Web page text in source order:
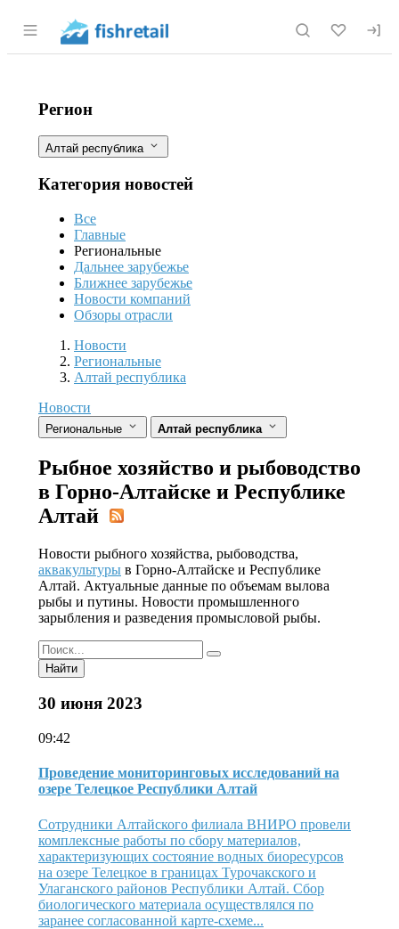
Раздел навигации по сайту fishretail.ru
Рыбное хозяйство и рыбоводство в
Фильтры
Регион
Алтай республика
Категория новостей
Все
Главные
Региональные
Дальнее зарубежье
Ближнее зарубежье
Новости компаний
Обзоры отрасли
Разделы
Новости
Региональные
Алтай республика
Новости
Региональные Алтай республика
Рыбное хозяйство и рыбоводство
в Горно-Алтайске и Республике
Алтай
Новости рыбного хозяйства, рыбоводства,
аквакультуры в Горно-Алтайске и Республике
Алтай. Актуальные данные по объемам вылова
рыбы и путины. Новости промышленного
зарыбления и разведения промысловой рыбы.
Найти
30 июня 2023
09:42
Проведение мониторинговых исследований на
озере Телецкое Республики Алтай
Сотрудники Алтайского филиала ВНИРО провели
комплексные работы по сбору материалов,
характеризующих состояние водных биоресурсов
на озере Телецкое в границах Турочакского и
Улаганского районов Республики Алтай. Сбор
биологического материала осуществлялся по
заранее согласованной карте-схеме...